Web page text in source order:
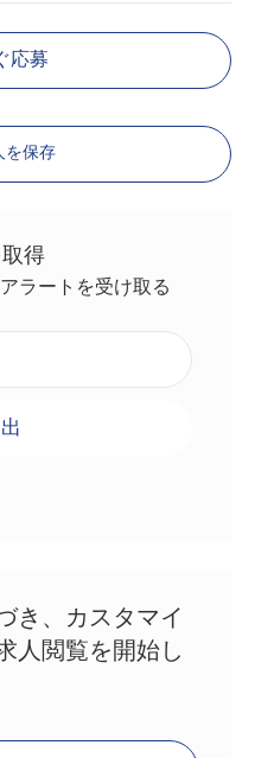
応募
を保存
得
ラートを受け取る
き、カスタマイ
人閲覧を開始し